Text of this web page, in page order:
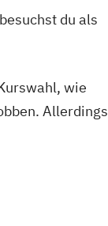
du als
wie
Allerdings